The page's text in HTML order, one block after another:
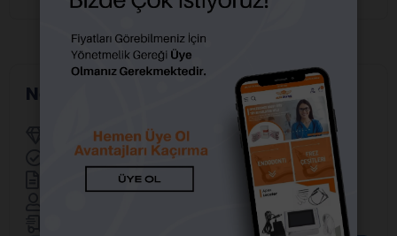
Neden Alfa Dental?
Yetkili Distribütörler
Resmi Marka Distribütörü
Faturalı ve Garantili Ürünler